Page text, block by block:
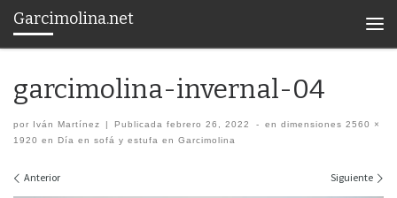
Saltar al contenido
Garcimolina.net
garcimolina-invernal-04
por Iván Martínez | Publicadafebrero 26, 2022 - en dimensiones 2560 ×
1920 en Día en sofá y estufa en Garcimolina
Navegación de imágenes
Anterior Siguiente